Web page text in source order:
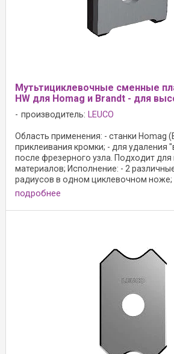
Мутьтициклевочные сменные
HW для Homag и Brandt - для
производитель: LEUCO
Область применения: - станки Homag
приклеивания кромки; - для удаления
после фрезерного узла. Подходит
материалов; Исполнение: - 2
радиусов в одном циклевочном ноже;
подробнее